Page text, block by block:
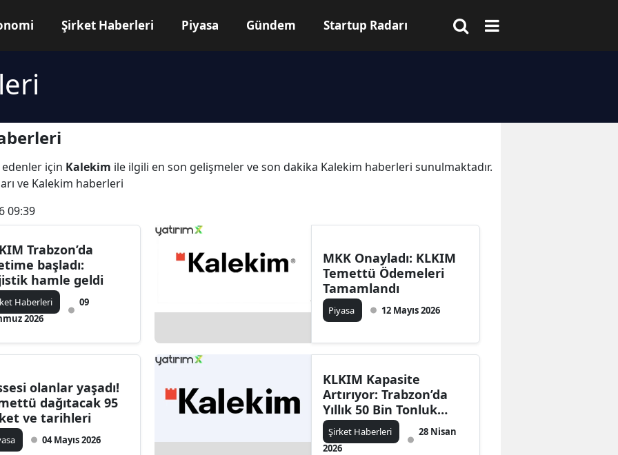
Şirket Haberleri Piyasa Gündem Startup Radarı
için Kalekim ile ilgili en son gelişmeler ve son dakika Kalekim haberleri sunulmaktadır.
ve Kalekim haberleri
09:39
Trabzon’da
başladı:
hamle geldi
Haberleri
09
2026
MKK Onayladı: KLKIM
Temettü Ödemeleri
Tamamlandı
Piyasa 12 Mayıs 2026
olanlar yaşadı!
dağıtacak 95
ve tarihleri
04 Mayıs 2026
KLKIM Kapasite
Artırıyor: Trabzon’da
Yıllık 50 Bin Tonluk
Üretim Hamlesi
Şirket Haberleri
28 Nisan
2026